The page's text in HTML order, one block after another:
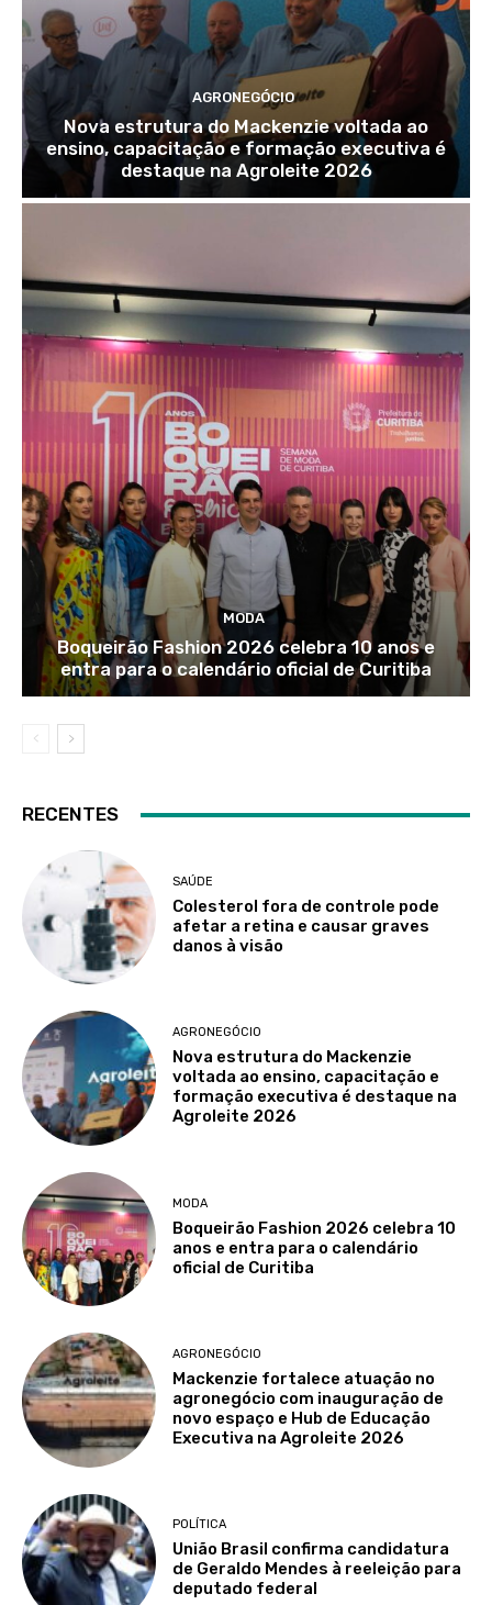
AGRONEGÓCIO
Nova estrutura do Mackenzie voltada ao
ensino, capacitação e formação executiva é
destaque na Agroleite 2026
MODA
Boqueirão Fashion 2026 celebra 10 anos e
entra para o calendário oficial de Curitiba
RECENTES
SAÚDE
Colesterol fora de controle pode
afetar a retina e causar graves
danos à visão
AGRONEGÓCIO
Nova estrutura do Mackenzie
voltada ao ensino, capacitação e
formação executiva é destaque na
Agroleite 2026
MODA
Boqueirão Fashion 2026 celebra 10
anos e entra para o calendário
oficial de Curitiba
AGRONEGÓCIO
Mackenzie fortalece atuação no
agronegócio com inauguração de
novo espaço e Hub de Educação
Executiva na Agroleite 2026
POLÍTICA
União Brasil confirma candidatura
de Geraldo Mendes à reeleição para
deputado federal